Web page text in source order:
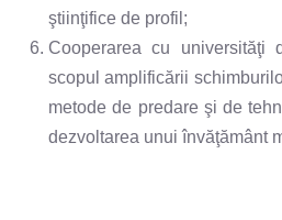
ştiinţifice de profil;
Cooperarea cu universităţi
scopul amplificării
metode de predare şi de
dezvoltarea unui învăţământ